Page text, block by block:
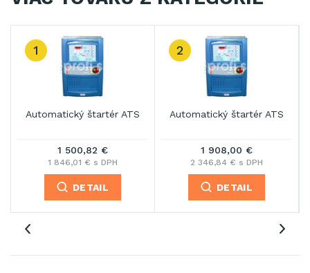
1
Automatický štartér ATS
1 500,82 €
1 846,01 € s DPH
DETAIL
2
Automatický štartér ATS
1 908,00 €
2 346,84 € s DPH
DETAIL